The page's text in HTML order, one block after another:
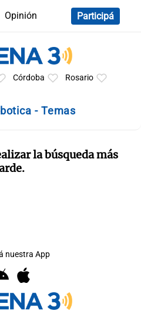
Opinión
Participá
Córdoba Rosario
- Temas
la búsqueda más
nuestra App